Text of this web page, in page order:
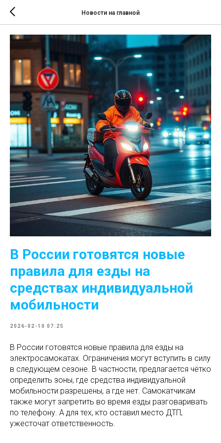
Новости на главной
В России готовятся новые
правила для езды на
средствах индивидуальной
мобильности
2026-02-10 07:25
В России готовятся новые правила для езды на
электросамокатах. Ограничения могут вступить в силу
в следующем сезоне. В частности, предлагается чётко
определить зоны, где средства индивидуальной
мобильности разрешены, а где нет. Самокатчикам
также могут запретить во время езды разговаривать
по телефону. А для тех, кто оставил место ДТП,
ужесточат ответственность.